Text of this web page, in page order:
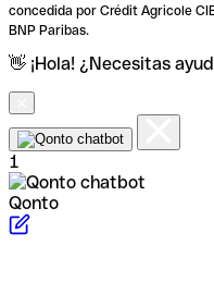
concedida por Crédit Agricole
BNP Paribas.
👋 ¡Hola! ¿Necesitas
1
Qonto